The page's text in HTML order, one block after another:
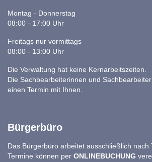
Montag - Donnerstag
08:00 - 17:00 Uhr
Freitags nur vormittags
08:00 - 13:00 Uhr
Die Verwaltung hat keine Kernarbeitszeiten.
Die Sachbearbeiterinnen und
einen Termin mit Ihnen.
Bürgerbüro
Das Bürgerbüro arbeitet ausschließlich nach
Termine können per ONLINEBUCHUNG